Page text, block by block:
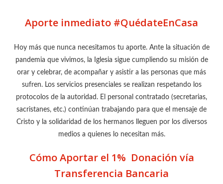
Aporte inmediato #QuédateEnCasa
Hoy más que nunca necesitamos tu aporte. Ante la situación de
pandemia que vivimos, la Iglesia sigue cumpliendo su misión de
orar y celebrar, de acompañar y asistir a las personas que más
sufren. Los servicios presenciales se realizan respetando los
protocolos de la autoridad. El personal contratado (secretarias,
sacristanes, etc.) continúan trabajando para que el mensaje de
Cristo y la solidaridad de los hermanos lleguen por los diversos
medios a quienes lo necesitan más.
Cómo Aportar el 1% Donación vía
Transferencia Bancaria